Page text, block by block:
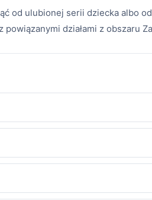
od ulubionej serii dziecka albo
powiązanymi działami z obszaru